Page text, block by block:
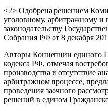
<2> Одобрена решением
уголовному, арбитражному и
законодательству
Собрания РФ от 8 декабря
Авторы Концепции единого
кодекса РФ, отмечая
производства и отсутствие
арбитражном процессе,
проведения заочного
решений в едином